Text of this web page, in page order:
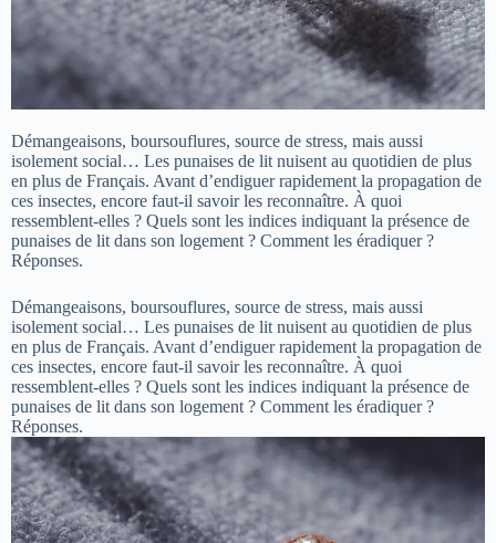
Démangeaisons, boursouflures, source de stress, mais aussi
isolement social… Les punaises de lit nuisent au quotidien de plus
en plus de Français. Avant d’endiguer rapidement la propagation de
ces insectes, encore faut-il savoir les reconnaître. À quoi
ressemblent-elles ? Quels sont les indices indiquant la présence de
punaises de lit dans son logement ? Comment les éradiquer ?
Réponses.
Démangeaisons, boursouflures, source de stress, mais aussi
isolement social… Les punaises de lit nuisent au quotidien de plus
en plus de Français. Avant d’endiguer rapidement la propagation de
ces insectes, encore faut-il savoir les reconnaître. À quoi
ressemblent-elles ? Quels sont les indices indiquant la présence de
punaises de lit dans son logement ? Comment les éradiquer ?
Réponses.